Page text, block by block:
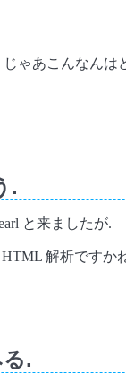
ゃあこんなんは
.
と来ましたが.
解析ですか
.